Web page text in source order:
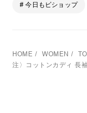
# 今日もビショップ
HOME / WOMEN /
注〉コットンカディ 長